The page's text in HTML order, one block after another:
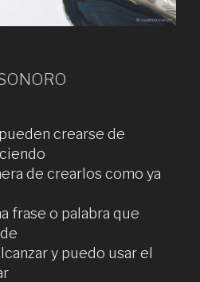
crearse de
de crearlos como ya
frase o palabra que
y puedo usar el